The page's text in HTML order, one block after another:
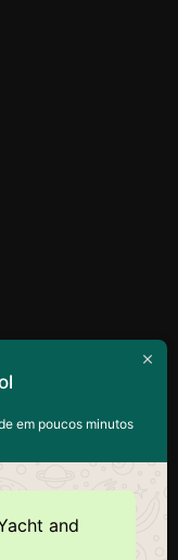
85 31 90 73
918 359 406
em poucos minutos
and